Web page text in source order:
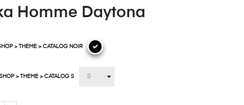
Homme Daytona
> THEME > CATALOG NOIR
> THEME > CATALOG S